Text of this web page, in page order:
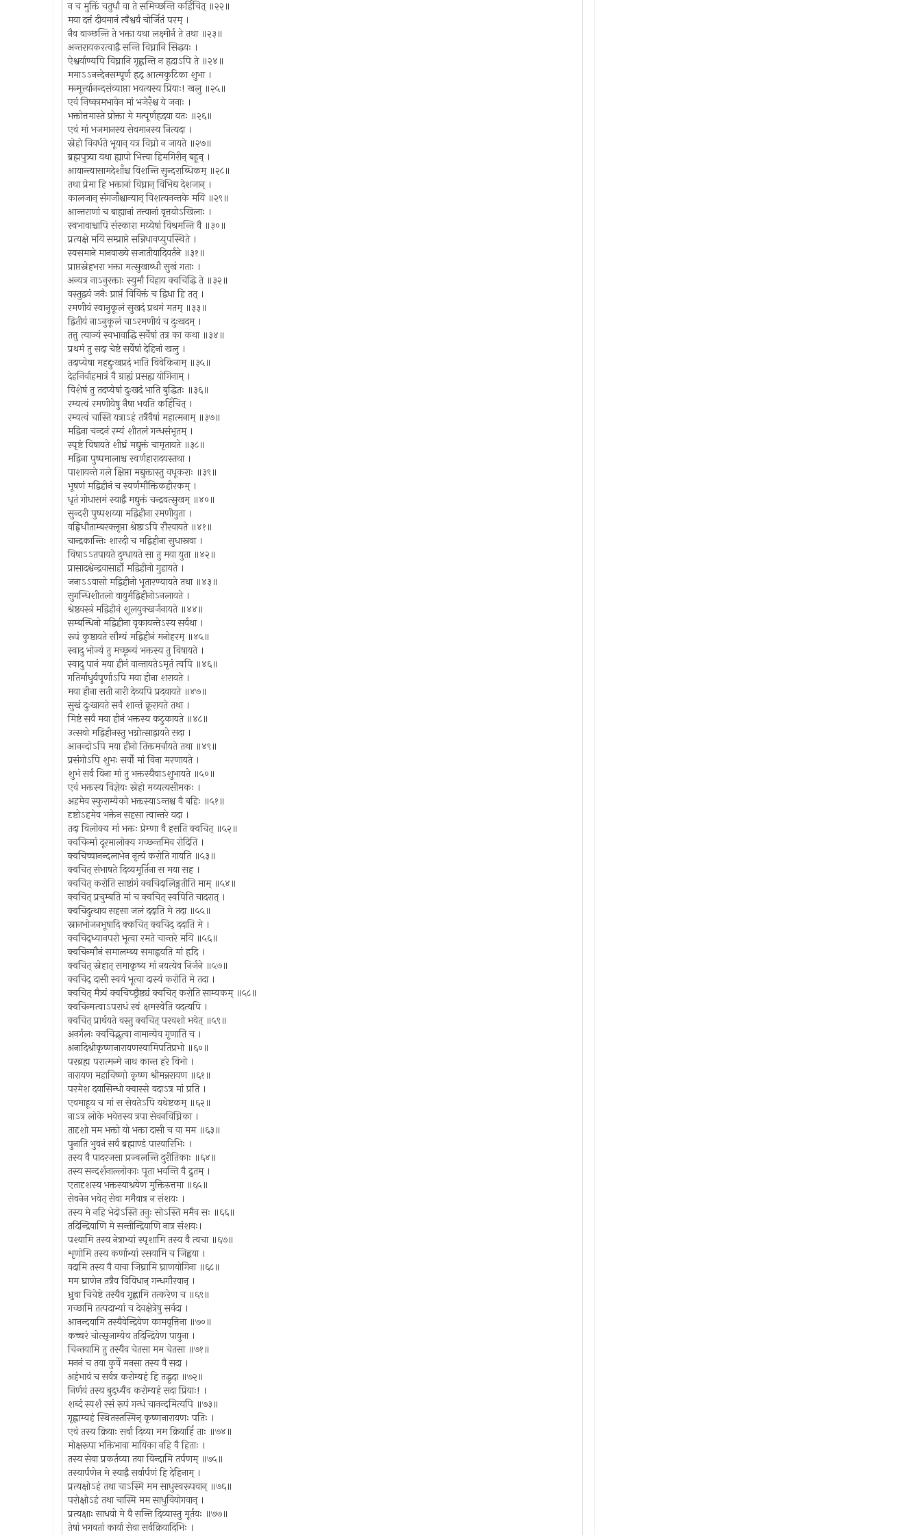
न च मुक्तिं चतुर्धां वा ते समिच्छन्ति कर्हिचित् ॥२२॥
मया दत्तं दीयमानं त्वैश्वर्यं चोर्जितं परम् ।
नैव वाञ्छन्ति ते भक्ता यथा लक्ष्मीर्न ते तथा ॥२३॥
अन्तरायकरत्वाद्वै सन्ति विघ्नानि सिद्धयः ।
ऐश्वर्याण्यपि विघ्नानि गृह्णन्ति न हृदाऽपि ते ॥२४॥
ममाऽऽनन्देनसम्पूर्णं हृद् आत्मकुटिका शुभा ।
मन्मूर्त्त्यानन्दसंव्याप्ता भवत्यस्य प्रियाः! खलु ॥२५॥
एवं निष्कामभावेन मां भजेरँश्च ये जनाः ।
भक्तोत्तमास्ते प्रोक्ता मे मत्पूर्णहृदया यतः ॥२६॥
एवं मां भजमानस्य सेवमानस्य नित्यदा ।
स्नेहो विवर्धते भूयान् यत्र विघ्नो न जायते ॥२७॥
ब्रह्मपुत्र्या यथा ह्यापो भित्त्वा हिमगिरीन् बहून् ।
आयान्त्यासामदेशाँश्च विशन्ति सुन्दराब्धिकम् ॥२८॥
तथा प्रेमा हि भक्तानां विघ्नान् विभिद्य देशजान् ।
कालजान् संगजाँश्चान्यान् विशत्यनन्तके मयि ॥२९॥
आन्तराणां च बाह्यानां तत्त्वानां वृत्तयोऽखिलाः ।
स्वभावाश्चापि संस्कारा मय्येषां विश्रमन्ति वै ॥३०॥
प्रत्यक्षे मयि सम्प्राप्ते सन्निधावप्युपस्थिते ।
स्वसमाने मानवाख्ये सजातीयादिवर्तने ॥३१॥
प्राप्तस्नेहभरा भक्ता मत्सुखाब्धौ सुखं गताः ।
अन्यत्र नाऽनुरक्ताः स्युर्मां विहाय क्वचिद्धि ते ॥३२॥
वस्तुद्वयं जनैः प्राप्तं विविक्तं च द्विधा हि तत् ।
रमणीयं स्वानुकूलं सुखदं प्रथमं मतम् ॥३३॥
द्वितीयं नाऽनुकूलं चाऽरमणीयं च दुःखदम् ।
तत्तु त्याज्यं स्वभावाद्धि सर्वेषां तत्र का कथा ॥३४॥
प्रथमं तु सदा चेष्टं सर्वेषां देहिनां खलु ।
तदाप्येषा महद्दुःखप्रदं भाति विवेकिनाम् ॥३५॥
देहनिर्वाहमात्रं वै ग्राह्यं प्रसह्य योगिनाम् ।
विशेषं तु तदप्येषां दुःखदं भाति बुद्धितः ॥३६॥
रम्यत्वं रमणीयेषु नैषा भवति कर्हिचित् ।
रम्यत्वं चास्ति यत्राऽहं तत्रैवैषां महात्मनाम् ॥३७॥
मद्विना चन्दनं रम्यं शीतलं गन्धसंभृतम् ।
स्पृष्टं विषायते शीघ्रं मद्युक्तं चामृतायते ॥३८॥
मद्विना पुष्पमालाश्च स्वर्णहारादयस्तथा ।
पाशायन्ते गले क्षिप्ता मद्युक्तास्तु वधूकराः ॥३९॥
भूषणं मद्विहीनं च स्वर्णमौक्तिकहीरकम् ।
धृतं गोधासमं स्याद्वै मद्युक्तं चन्द्रवत्सुखम् ॥४०॥
सुन्दरी पुष्पशय्या मद्विहीना रमणीयुता ।
वह्निधौताम्बरक्लृप्ता श्रेष्ठाऽपि रौरवायते ॥४१॥
चान्द्रकान्तिः शारदी च मद्विहीना सुधास्रवा ।
विषाऽऽतपायते दुग्धायते सा तु मया युता ॥४२॥
प्रासादश्चेन्द्रवासार्हो मद्विहीनो गुहायते ।
जनाऽऽवासो मद्विहीनो भूतारण्यायते तथा ॥४३॥
सुगन्धिशीतलो वायुर्मद्विहीनोऽनलायते ।
श्रेष्ठवस्त्रं मद्विहीनं शूलयुक्खर्जनायते ॥४४॥
सम्बन्धिनो मद्विहीना वृकायन्तेऽस्य सर्वथा ।
रूपं कुष्ठायते सौम्यं मद्विहीनं मनोहरम् ॥४५॥
स्वादु भोज्यं तु मच्छून्यं भक्तस्य तु विषायते ।
स्वादु पानं मया हीनं वान्तायतेऽमृतं त्वपि ॥४६॥
गतिर्माधुर्यपूर्णाऽपि मया हीना शरायते ।
मया हीना सती नारी देव्यपि प्रदवायते ॥४७॥
सुखं दुःखायते सर्वं शान्तं क्रूरायते तथा ।
मिष्टं सर्वं मया हीनं भक्तस्य कटुकायते ॥४८॥
उत्सवो मद्विहीनस्तु भग्नोत्साद्वायते सदा ।
आनन्दोऽपि मया हीनो तिक्तमर्चायते तथा ॥४९॥
प्रसंगोऽपि शुभः सर्वो मां विना मरणायते ।
शुभं सर्वं विना मां तु भक्तस्यैवाऽशुभायते ॥५०॥
एवं भक्तस्य विज्ञेयः स्नेहो मय्यत्यसीमकः ।
अहमेव स्फुराम्येको भक्तस्याऽन्तश्च वै बहिः ॥५१॥
दृष्टोऽहमेव भक्तेन सहसा त्वान्तरे यदा ।
तदा विलोक्य मां भक्तः प्रेम्णा वै हसति क्वचित् ॥५२॥
क्वचिन्मां दूरमालोक्य गच्छन्तमिव रोदिति ।
क्वचिच्चानन्दलाभेन नृत्यं करोति गायति ॥५३॥
क्वचित् संभाषते दिव्यमूर्तिना स मया सह ।
क्वचित् करोति साष्टांगं क्वचिदालिङ्गतीति माम् ॥५४॥
क्वचित् प्रचुम्बति मां च क्वचित् स्वपिति चादरात् ।
क्वचिदुत्थाय सहसा जलं ददाति मे तदा ॥५५॥
स्नानभोजनभूषादि क्कचित् क्वचिद् ददाति मे ।
क्वचिद्ध्यानपरो भूत्वा रमते चान्तरे मयि ॥५६॥
क्वचिन्मौनं समालम्ब्य समाह्वयति मां हृदि ।
क्वचित् स्नेहात् समाकृष्य मां नयत्येव निर्जने ॥५७॥
क्वचिद् दासी स्वयं भूत्वा दास्यं करोति मे तदा ।
क्वचित् मैत्र्यं क्वचिच्छ्रैष्ठ्यं क्वचित् करोति साम्यकम् ॥५८॥
क्वचिन्मत्वाऽपराधं स्वं क्षमस्वेति वदत्यपि ।
क्वचित् प्रार्थयते वस्तु क्वचित् परवशो भवेत् ॥५९॥
अनर्गलः क्वचिद्भूत्वा नामान्येव गृणाति च ।
अनादिश्रीकृष्णनारायणस्वामिपतिप्रभो ॥६०॥
परब्रह्म परात्मन्मे नाथ कान्त हरे विभो ।
नारायण महाविष्णो कृष्ण श्रीमन्नरायण ॥६१॥
परमेश दयासिन्धो क्वास्से वदाऽत्र मां प्रति ।
एवमाहूय च मां स सेवतेऽपि यथेष्टकम् ॥६२॥
नाऽत्र लोके भवेत्तस्य त्रपा सेवनविघ्निका ।
तादृशो मम भक्तो यो भक्ता दासी च वा मम ॥६३॥
पुनाति भुवनं सर्वं ब्रह्माण्डं पारवारिभिः ।
तस्य वै पादरजसा प्रज्वलन्ति दुरीतिकाः ॥६४॥
तस्य सन्दर्शनाल्लोकाः पूता भवन्ति वै द्रुतम् ।
एतादृशस्य भक्तस्याश्रयेण मुक्तिरुत्तमा ॥६५॥
सेवनेन भवेत् सेवा ममैवात्र न संशयः ।
तस्य मे नहि भेदोऽस्ति तनुः सोऽस्ति ममैव सः ॥६६॥
तदिन्द्रियाणि मे सन्तीन्द्रियाणि नात्र संशयः।
पश्यामि तस्य नेत्राभ्यां स्पृशामि तस्य वै त्वचा ॥६७॥
शृणोमि तस्य कर्णाभ्यां रसयामि च जिह्वया ।
वदामि तस्य वै वाचा जिघ्रामि घ्राणयोगिना ॥६८॥
मम घ्राणेन तत्रैव विविधान् गन्धगौरवान् ।
भ्रुवा चिचेष्टे तस्यैव गृह्णामि तत्करेण च ॥६९॥
गच्छामि तत्पदाभ्यां च देवक्षेत्रेषु सर्वदा ।
आनन्दयामि तस्यैवेन्द्रियेण कामवृत्तिना ॥७०॥
कच्चरं चोत्सृजाम्येव तदिन्द्रियेण पायुना ।
चिन्तयामि तु तस्यैव चेतसा मम चेतसा ॥७१॥
मननं च तया कुर्वे मनसा तस्य वै सदा ।
अहंभावं च सर्वत्र करोम्यहं हि तद्धृदा ॥७२॥
निर्णयं तस्य बुद्ध्यैव करोम्यहं सदा प्रियाः! ।
शब्दं स्पर्शं रसं रूपं गन्धं चानन्दमित्यपि ॥७३॥
गृह्णाम्यहं स्थितस्तस्मिन् कृष्णनारायणः पतिः ।
एवं तस्य क्रियाः सर्वा दिव्या मम क्रियार्हि ताः ॥७४॥
मोक्षरूपा भक्तिभावा मायिका नहि वै हिताः ।
तस्य सेवा प्रकर्तव्या तया विन्दामि तर्पणम् ॥७५॥
तस्यार्पणेन मे स्याद्वै सर्वार्पणं हि देहिनाम् ।
प्रत्यक्षोऽहं तथा चाऽस्मि मम साधुस्वरूपवान् ॥७६॥
परोक्षोऽहं तथा चास्मि मम साधुवियोगवान् ।
प्रत्यक्षाः साधवो मे वै सन्ति दिव्यास्तु मूर्तयः ॥७७॥
तेषां भगवतां कार्या सेवा सर्वक्रियादिभिः ।